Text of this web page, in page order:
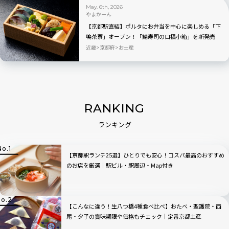
May. 6th, 2026
やまかーん
【京都駅直結】ポルタにお弁当を中心に楽しめる「下
鴨茶寮」オープン！「鯖寿司の口福小箱」を新発売
近畿 京都府 お土産
RANKING
ランキング
【京都駅ランチ25選】ひとりでも安心！コスパ最高のおすすめ
のお店を厳選｜駅ビル・駅周辺・Map付き
【こんなに違う！生八つ橋4種食べ比べ】おたべ・聖護院・西
尾・夕子の賞味期限や価格もチェック｜定番京都土産